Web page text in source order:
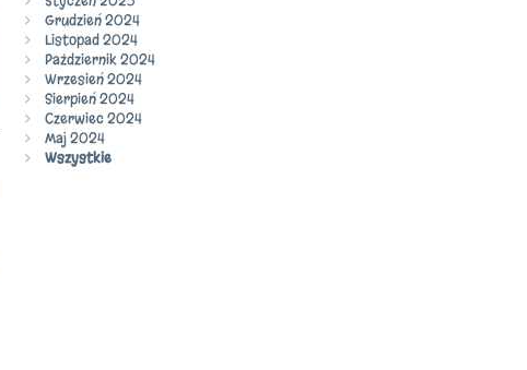
Grudzień 2024
Listopad 2024
Październik 2024
Wrzesień 2024
Sierpień 2024
Czerwiec 2024
Maj 2024
Wszystkie